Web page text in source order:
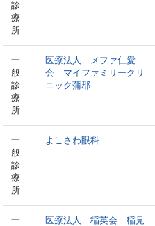
診
療
所
一
般
診
療
所
医療法人 メファ仁愛
会 マイファミリークリ
ニック蒲郡
一
般
診
療
所
よこさわ眼科
一
医療法人 稲英会 稲見